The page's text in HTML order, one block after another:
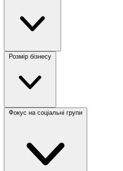
Розмір бізнесу
Фокус на соціальні групи